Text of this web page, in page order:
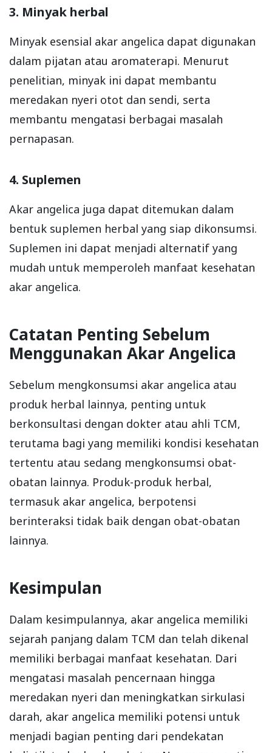
3. Minyak herbal
Minyak esensial akar angelica dapat digunakan
dalam pijatan atau aromaterapi. Menurut
penelitian, minyak ini dapat membantu
meredakan nyeri otot dan sendi, serta
membantu mengatasi berbagai masalah
pernapasan.
4. Suplemen
Akar angelica juga dapat ditemukan dalam
bentuk suplemen herbal yang siap dikonsumsi.
Suplemen ini dapat menjadi alternatif yang
mudah untuk memperoleh manfaat kesehatan
akar angelica.
Catatan Penting Sebelum
Menggunakan Akar Angelica
Sebelum mengkonsumsi akar angelica atau
produk herbal lainnya, penting untuk
berkonsultasi dengan dokter atau ahli TCM,
terutama bagi yang memiliki kondisi kesehatan
tertentu atau sedang mengkonsumsi obat-
obatan lainnya. Produk-produk herbal,
termasuk akar angelica, berpotensi
berinteraksi tidak baik dengan obat-obatan
lainnya.
Kesimpulan
Dalam kesimpulannya, akar angelica memiliki
sejarah panjang dalam TCM dan telah dikenal
memiliki berbagai manfaat kesehatan. Dari
mengatasi masalah pencernaan hingga
meredakan nyeri dan meningkatkan sirkulasi
darah, akar angelica memiliki potensi untuk
menjadi bagian penting dari pendekatan